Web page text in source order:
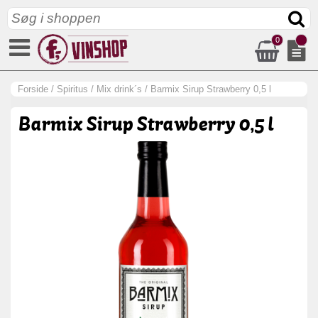
0
Forside / Spiritus / Mix drink´s / Barmix Sirup Strawberry 0,5 l
Barmix Sirup Strawberry 0,5 l